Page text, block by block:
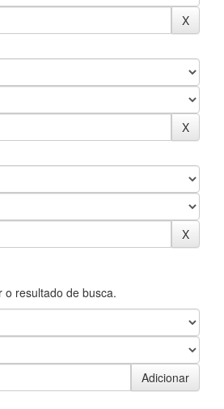
o resultado de busca.